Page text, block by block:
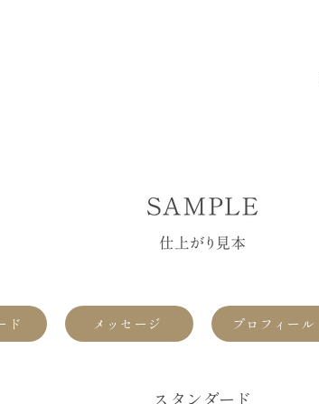
ド メッセージ プロフィール
スタンダード